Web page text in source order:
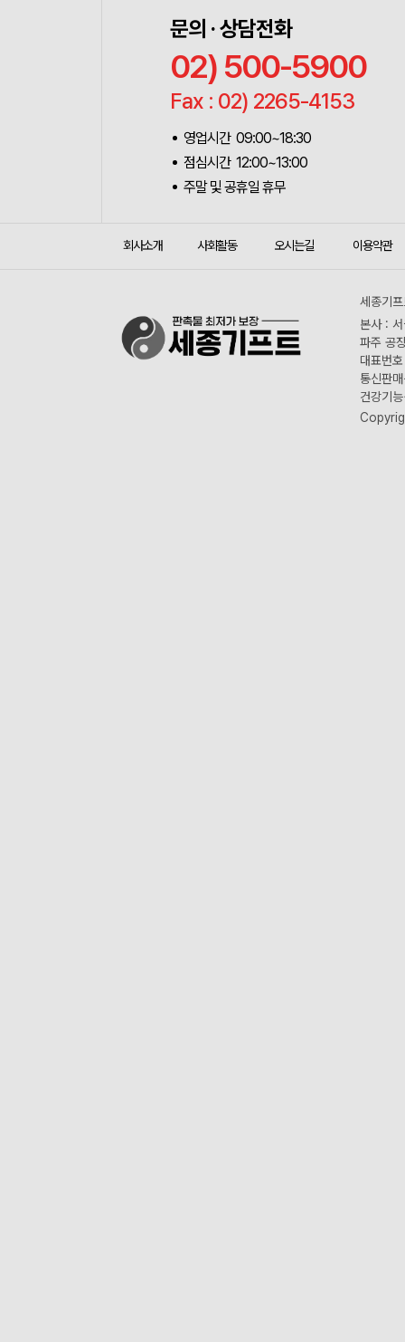
문의 · 상담전화
02) 500-5900
Fax : 02) 2265-4153
영업시간 09:00~18:30
점심시간 12:00~13:00
주말 및 공휴일 휴무
회사소개 사회활동 오시는길 이용약관
세종기
본사 :
파주 공
대표번
통신판
건강기